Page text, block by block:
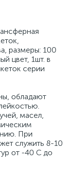
размеры: 100
цвет, 1шт. в
серии
обладают
масел,
При
служить 8-10
от -40 С до